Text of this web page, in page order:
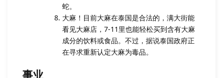
蛇。
大麻！目前大麻在泰国是合法的，满大街能
看见大麻店，7-11里也能轻松买到含有大麻
成分的饮料或食品。不过，据说泰国政府正
在寻求重新认定大麻为毒品。
事业